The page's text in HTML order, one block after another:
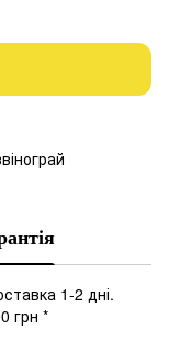
1-2 дні.
грн *